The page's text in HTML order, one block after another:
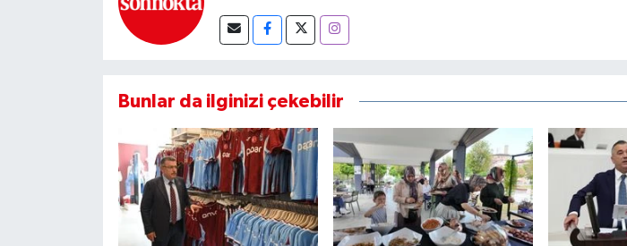
Bunlar da ilginizi çekebilir